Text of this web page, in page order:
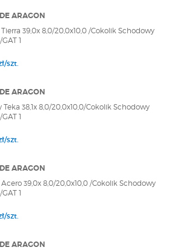
ARAGON
39,0x 8,0/20,0x10,0 /Cokolik Schodowy
1
szt.
ARAGON
Teka 38,1x 8,0/20,0x10,0/Cokolik Schodowy
1
szt.
ARAGON
39,0x 8,0/20,0x10,0 /Cokolik Schodowy
1
szt.
ARAGON